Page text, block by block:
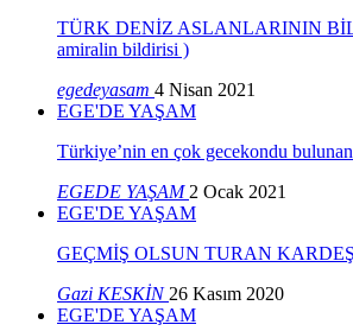
TÜRK DENİZ ASLANLARININ
amiralin bildirisi )
egedeyasam 4 Nisan 2021
EGE'DE YAŞAM
Türkiye’nin en çok gecekondu
EGEDE YAŞAM 2 Ocak 2021
EGE'DE YAŞAM
GEÇMİŞ OLSUN TURAN
Gazi KESKİN 26 Kasım 2020
EGE'DE YAŞAM